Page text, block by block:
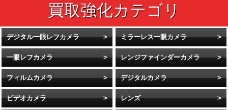
デジタル一眼レフカメラ ミラーレス一眼カメラ
一眼レフカメラ レンジファインダーカメラ
フィルムカメラ デジタルカメラ
ビデオカメラ レンズ